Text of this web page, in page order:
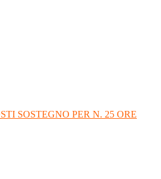
SOSTEGNO PER N. 25 ORE